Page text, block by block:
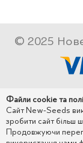
© 2025
Файли cookie та
Сайт New-Seeds
зробити сайт більш
Продовжуючи